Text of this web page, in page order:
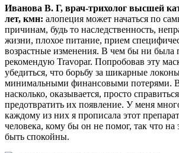
Иванова В. Г, врач-трихолог высшей
лет, кмн: алопеция может начаться по
причинам, будь то наследственность,
жизни, плохое питание, прием
возрастные изменения. В чем бы ни была
рекомендую Travopar. Попробовав эту
убедиться, что борьбу за шикарные
минимальными финансовыми потерями.
насколько, оказывается, просто
предотвратить их появление. У меня
каждому из них я прописала этот
человека, кому бы он не помог, так что на
быть спокойны.